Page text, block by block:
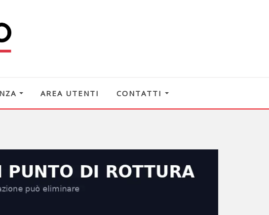
AREA UTENTI CONTATTI